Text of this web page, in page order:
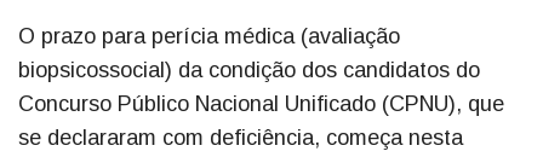
O prazo para perícia médica (avaliação
biopsicossocial) da condição dos candidatos do
Concurso Público Nacional Unificado (CPNU), que
se declararam com deficiência, começa nesta